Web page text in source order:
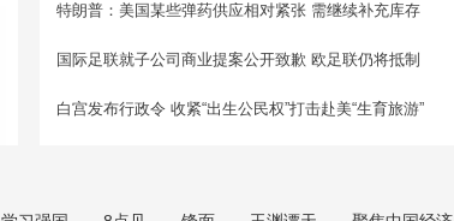
特朗普：美国某些弹药供应相对紧张 需继续补充库存
国际足联就子公司商业提案公开致歉 欧足联仍将抵制
白宫发布行政令 收紧“出生公民权”打击赴美“生育旅游”